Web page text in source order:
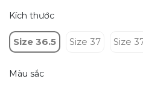
Kích thước
Size 36.5 Size 37 Size
Màu sắc